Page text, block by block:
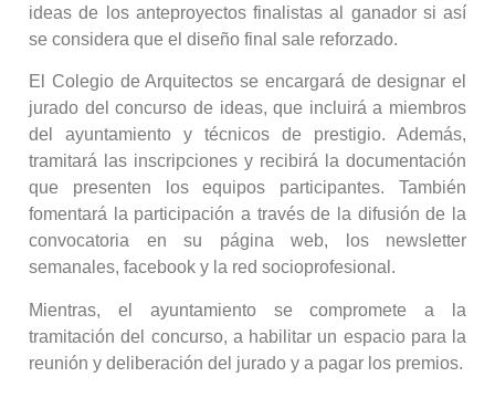
ideas de los anteproyectos finalistas al ganador si así
se considera que el diseño final sale reforzado.
El Colegio de Arquitectos se encargará de designar el
jurado del concurso de ideas, que incluirá a miembros
del ayuntamiento y técnicos de prestigio. Además,
tramitará las inscripciones y recibirá la documentación
que presenten los equipos participantes. También
fomentará la participación a través de la difusión de la
convocatoria en su página web, los newsletter
semanales, facebook y la red socioprofesional.
Mientras, el ayuntamiento se compromete a la
tramitación del concurso, a habilitar un espacio para la
reunión y deliberación del jurado y a pagar los premios.